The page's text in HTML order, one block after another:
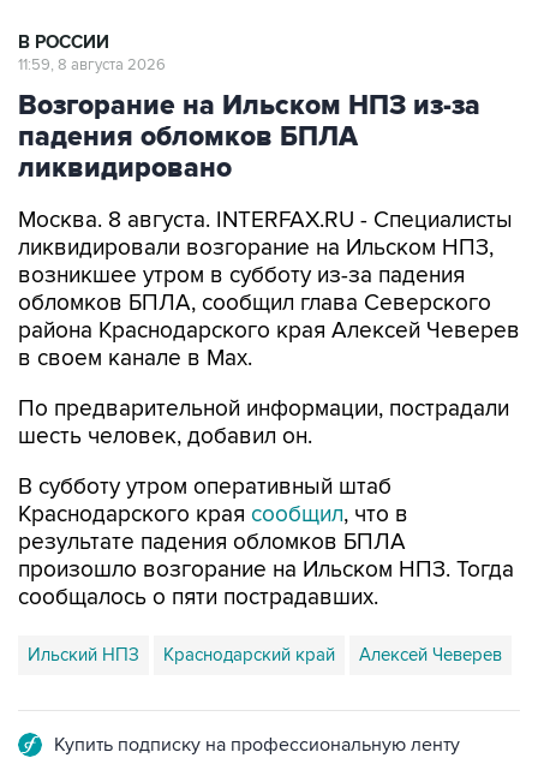
В РОССИИ
11:59, 8 августа 2026
Возгорание на Ильском НПЗ из-за
падения обломков БПЛА
ликвидировано
Москва. 8 августа. INTERFAX.RU - Специалисты
ликвидировали возгорание на Ильском НПЗ,
возникшее утром в субботу из-за падения
обломков БПЛА, сообщил глава Северского
района Краснодарского края Алексей Чеверев
в своем канале в Max.
По предварительной информации, пострадали
шесть человек, добавил он.
В субботу утром оперативный штаб
Краснодарского края сообщил, что в
результате падения обломков БПЛА
произошло возгорание на Ильском НПЗ. Тогда
сообщалось о пяти пострадавших.
Ильский НПЗ Краснодарский край Алексей Чеверев
Купить подписку на профессиональную ленту